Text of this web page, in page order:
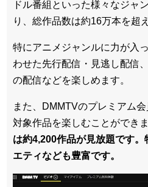
ドル番組といった様々なジャ
り、総作品数は約16万本を超
特にアニメジャンルに力が入
わせた先行配信・見逃し配信
の配信などを楽しめます。
また、DMMTVのプレミアム
対象作品を楽しむことができま
は約4,200作品が見放題です
エティなども豊富です。